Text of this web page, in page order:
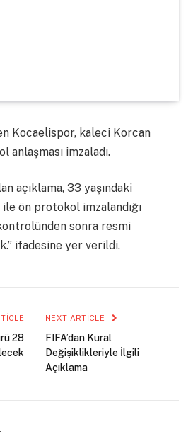
Kocaelispor, kaleci Korcan
imzaladı.
açıklama, 33 yaşındaki
ön protokol imzalandığı
sonra resmi
ifadesine yer verildi.
28
NEXT ARTICLE
FIFA’dan Kural
Değişiklikleriyle İlgili
Açıklama